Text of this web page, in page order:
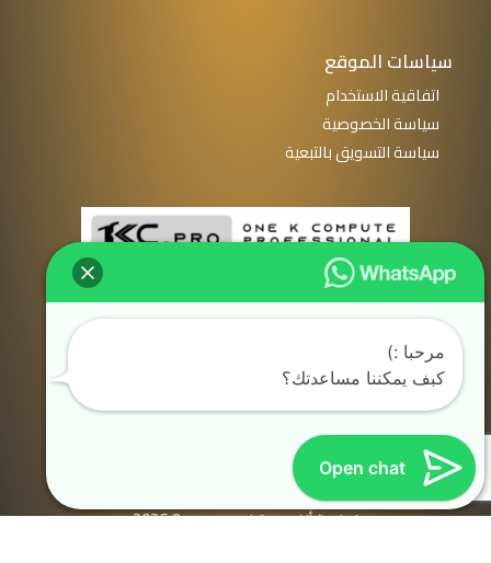
سياسات الموقع
اتفاقية الاستخدام
سياسة الخصوصية
سياسة التسويق بالتبعية
Development & Tech blogging
جميع الحقوق محفوظة
لمنصة ألف محترف حوسبي © 2026
Open chat
مرحبا :)
كبف يمكننا مساعدتك؟